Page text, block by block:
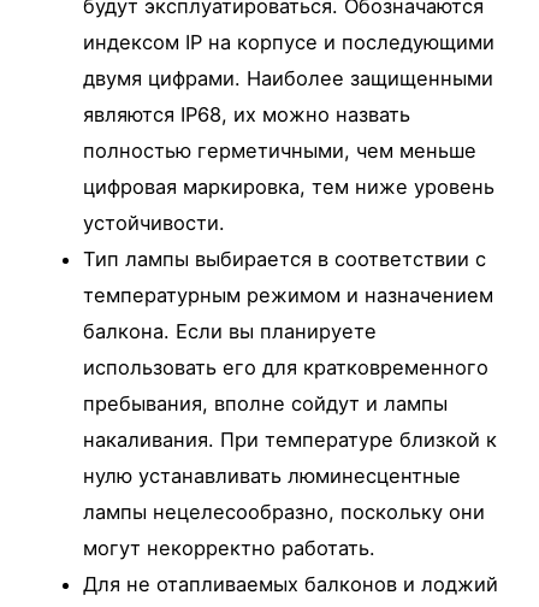
будут эксплуатироваться. Обозначаются
индексом IP на корпусе и последующими
двумя цифрами. Наиболее защищенными
являются IP68, их можно назвать
полностью герметичными, чем меньше
цифровая маркировка, тем ниже уровень
устойчивости.
Тип лампы выбирается в соответствии с
температурным режимом и назначением
балкона. Если вы планируете
использовать его для кратковременного
пребывания, вполне сойдут и лампы
накаливания. При температуре близкой к
нулю устанавливать люминесцентные
лампы нецелесообразно, поскольку они
могут некорректно работать.
Для не отапливаемых балконов и лоджий